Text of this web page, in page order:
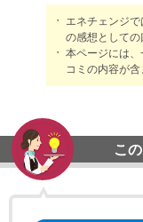
エネチェンジ
の感想としての
本ページには
コミの内容が含
こ